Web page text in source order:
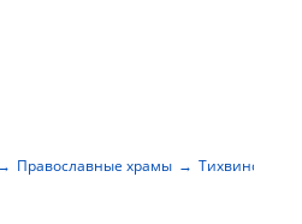
Православные храмы Тихвинская